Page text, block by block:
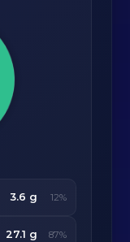
3.6 g 12%
27.1 g 87%